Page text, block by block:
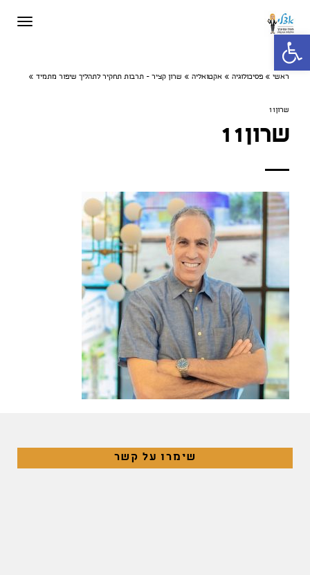
פתח סרגל נגישות
ראשי » פסיכולוגיה » אקטואליה » שרון קציר - תרבות תחקיר לתהליך שיפור מתמיד »
שרון11
שרון11
שימרו על קשר